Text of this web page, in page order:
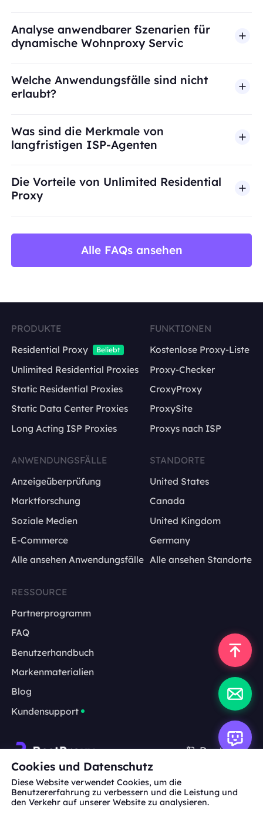
Analyse anwendbarer Szenarien für
dynamische Wohnproxy Servic
Welche Anwendungsfälle sind nicht
erlaubt?
BestProxy unterstützt keinen Betrug, Spam,
Was sind die Merkmale von
langfristigen ISP-Agenten
Die Vorteile von Unlimited Residential
Proxy
Alle FAQs ansehen
PRODUKTE
Residential Proxy
Beliebt
Unlimited Residential Proxies
Static Residential Proxies
Static Data Center Proxies
Long Acting ISP Proxies
FUNKTIONEN
Kostenlose Proxy-Liste
Proxy-Checker
CroxyProxy
ProxySite
Proxys nach ISP
ANWENDUNGSFÄLLE
Anzeigeüberprüfung
Marktforschung
Soziale Medien
E-Commerce
Alle ansehen Anwendungsfälle
STANDORTE
United States
Canada
United Kingdom
Germany
Alle ansehen Standorte
RESSOURCE
Partnerprogramm
FAQ
Benutzerhandbuch
Markenmaterialien
Blog
Kundensupport
Deutsch
Zusammenarbeit:michael.wang@bestproxy.com
Cookies und Datenschutz
Diese Website verwendet Cookies, um die
Benutzererfahrung zu verbessern und die Leistung und
den Verkehr auf unserer Website zu analysieren.